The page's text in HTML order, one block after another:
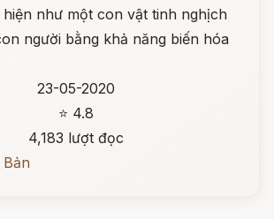
như một con vật tinh nghịch
người bằng khả năng biến hóa
23-05-2020
⭐ 4.8
4,183 lượt đọc